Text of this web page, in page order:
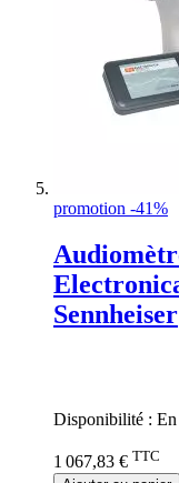
promotion -41%
Sennheiser
Disponibilité :
1 067,83 € TTC